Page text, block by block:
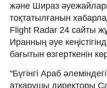
және Шираз
тоқтатылғанын
Flight Radar 24 сайты
Иранның әуе
бағытын өзгерткенін
"Бүгінгі Араб
атқарушы директоры